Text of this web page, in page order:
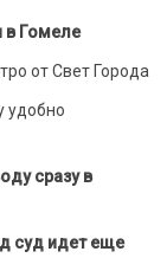
в Гомеле
от Свет Города
удобно
сразу в
суд идет еще